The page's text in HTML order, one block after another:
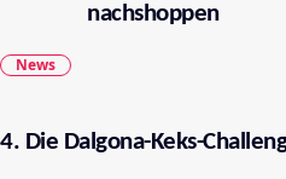
nachshoppen
News
4. Die Dalgona-Keks-